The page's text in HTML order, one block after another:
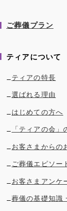
ご葬儀プラン
ティアについて
ティアの特長
選ばれる理由
はじめての方へ
「ティアの会」
お客さまからの
ご葬儀エピソー
お客さまアンケ
葬儀の基礎知識